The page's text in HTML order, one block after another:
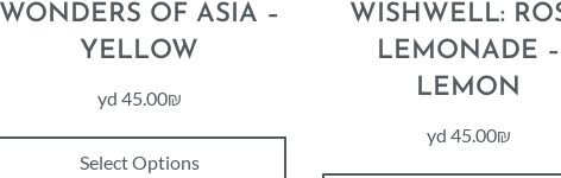
WISHWELL:
LEMONADE –
LEMON
45.00₪
WONDERS OF ASIA –
YELLOW
45.00₪
Select Options